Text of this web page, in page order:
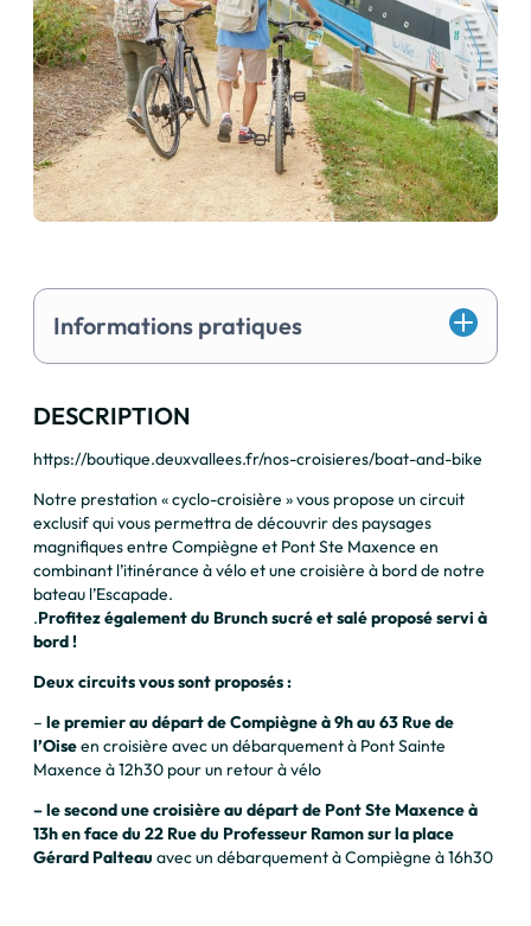
Informations pratiques
DESCRIPTION
https://boutique.deuxvallees.fr/nos-croisieres/boat-and-bike
Notre prestation « cyclo-croisière » vous propose un circuit
exclusif qui vous permettra de découvrir des paysages
magnifiques entre Compiègne et Pont Ste Maxence en
combinant l’itinérance à vélo et une croisière à bord de notre
bateau l’Escapade.
.Profitez également du Brunch sucré et salé proposé servi à
bord !
Deux circuits vous sont proposés :
– le premier au départ de Compiègne à 9hau 63 Rue de
l’Oiseen croisière avec un débarquement à Pont Sainte
Maxence à 12h30 pour un retour à vélo
– le second une croisière au départ de Pont Ste Maxence à
13h en face du 22 Rue du Professeur Ramonsur la place
Gérard Palteau avec un débarquement à Compiègne à 16h30